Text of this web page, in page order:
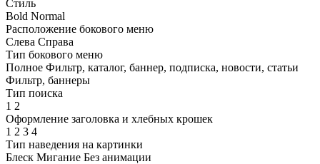
Стиль
Bold Normal
Расположение бокового меню
Слева Справа
Тип бокового меню
Полное Фильтр, каталог, баннер, подписка, новости, статьи
Фильтр, баннеры
Тип поиска
1 2
Оформление заголовка и хлебных крошек
1 2 3 4
Тип наведения на картинки
Блеск Мигание Без анимации